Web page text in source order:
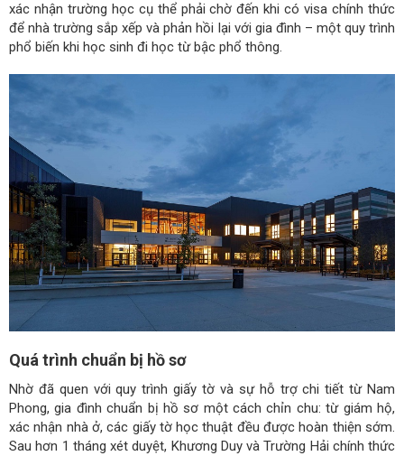
xác nhận trường học cụ thể phải chờ đến khi có visa chính thức
để nhà trường sắp xếp và phản hồi lại với gia đình – một quy trình
phổ biến khi học sinh đi học từ bậc phổ thông.
Quá trình chuẩn bị hồ sơ
Nhờ đã quen với quy trình giấy tờ và sự hỗ trợ chi tiết từ Nam
Phong, gia đình chuẩn bị hồ sơ một cách chỉn chu: từ giám hộ,
xác nhận nhà ở, các giấy tờ học thuật đều được hoàn thiện sớm.
Sau hơn 1 tháng xét duyệt, Khương Duy và Trường Hải chính thức